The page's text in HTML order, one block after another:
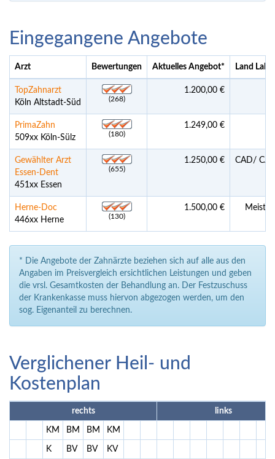
Eingegangene Angebote
Arzt Bewertungen Aktuelles Angebot* Land
TopZahnarzt
Köln Altstadt-Süd
(268)
1.200,00 €
PrimaZahn
509xx Köln-Sülz
(180)
1.249,00 €
Gewählter Arzt
Essen-Dent
451xx Essen
(655)
1.250,00 € CAD/
Herne-Doc
446xx Herne
(130)
1.500,00 €
* Die Angebote der Zahnärzte beziehen sich auf alle aus den
Angaben im Preisvergleich ersichtlichen Leistungen und geben
die vrsl. Gesamtkosten der Behandlung an. Der Festzuschuss
der Krankenkasse muss hiervon abgezogen werden, um den
sog. Eigenanteil zu berechnen.
Verglichener Heil- und
Kostenplan
rechts links
KM BM BM KM
K BV BV KV